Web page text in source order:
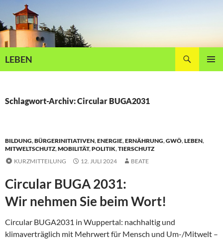
Inhalt
springen
LEBEN
Schlagwort-Archiv: Circular BUGA2031
BILDUNG,BÜRGERINITIATIVEN,ENERGIE,ERNÄHRUNG,GWÖ,LEBEN,
MITWELTSCHUTZ,MOBILITÄT,POLITIK,TIERSCHUTZ
KURZMITTEILUNG
12. JULI 2024 BEATE
Circular BUGA 2031:
Wir nehmen Sie beim Wort!
Circular BUGA2031 in Wuppertal: nachhaltig und
klimaverträglich mit Mehrwert für Mensch und Um-/Mitwelt –